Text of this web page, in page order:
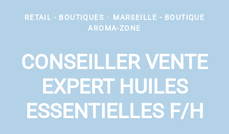
RETAIL - BOUTIQUES ·
MARSEILLE - BOUTIQUE
AROMA-ZONE
CONSEILLER VENTE
EXPERT HUILES
ESSENTIELLES F/H